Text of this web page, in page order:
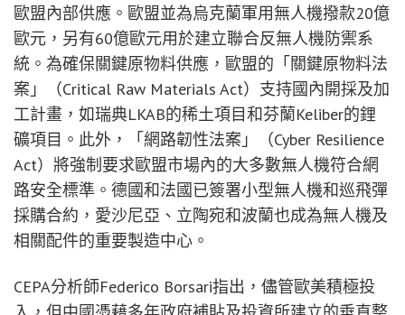
歐盟內部供應。歐盟並為烏克蘭軍用無人機撥款20億
歐元，另有60億歐元用於建立聯合反無人機防禦系
統。為確保關鍵原物料供應，歐盟的「關鍵原物料法
案」（Critical Raw Materials Act）支持國內開採及加
工計畫，如瑞典LKAB的稀土項目和芬蘭Keliber的鋰
礦項目。此外，「網路韌性法案」（Cyber Resilience
Act）將強制要求歐盟市場內的大多數無人機符合網
路安全標準。德國和法國已簽署小型無人機和巡飛彈
採購合約，愛沙尼亞、立陶宛和波蘭也成為無人機及
相關配件的重要製造中心。
CEPA分析師Federico Borsari指出，儘管歐美積極投